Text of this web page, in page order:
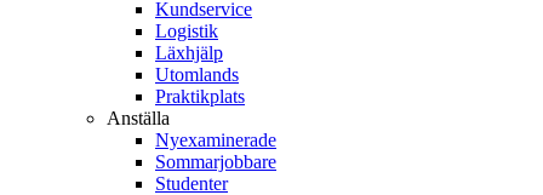
Kundservice
Logistik
Läxhjälp
Utomlands
Praktikplats
Anställa
Nyexaminerade
Sommarjobbare
Studenter